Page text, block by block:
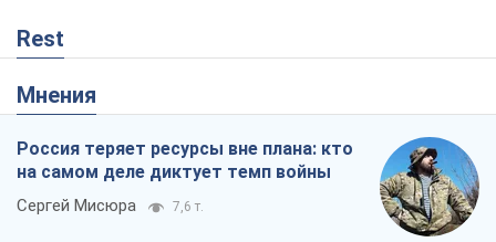
Rest
Мнения
Россия теряет ресурсы вне плана: кто
на самом деле диктует темп войны
Сергей Мисюра 7,6 т.